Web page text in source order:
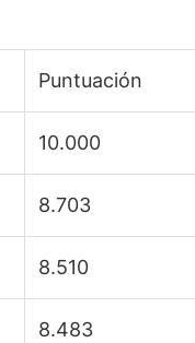
Puntuación
10.000
8.703
8.510
8.483